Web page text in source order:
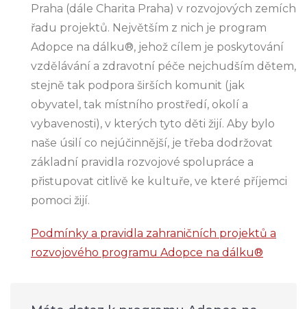
Praha (dále Charita Praha) v rozvojových zemích
řadu projektů. Největším z nich je program
Adopce na dálku®, jehož cílem je poskytování
vzdělávání a zdravotní péče nejchudším dětem,
stejně tak podpora širších komunit (jak
obyvatel, tak místního prostředí, okolí a
vybavenosti), v kterých tyto děti žijí. Aby bylo
naše úsilí co nejúčinnější, je třeba dodržovat
základní pravidla rozvojové spolupráce a
přistupovat citlivě ke kultuře, ve které příjemci
pomoci žijí.
Podmínky a pravidla zahraničních projektů a
rozvojového programu Adopce na dálku®